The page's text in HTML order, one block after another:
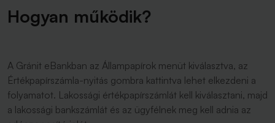
Hogyan működik?
A Gránit eBankban az Állampapírok menüt kiválasztva, az
Értékpapírszámla-nyitás gombra kattintva lehet elkezdeni a
folyamatot. Lakossági értékpapírszámlát kell kiválasztani, majd
a lakossági bankszámlát és az ügyfélnek meg kell adnia az